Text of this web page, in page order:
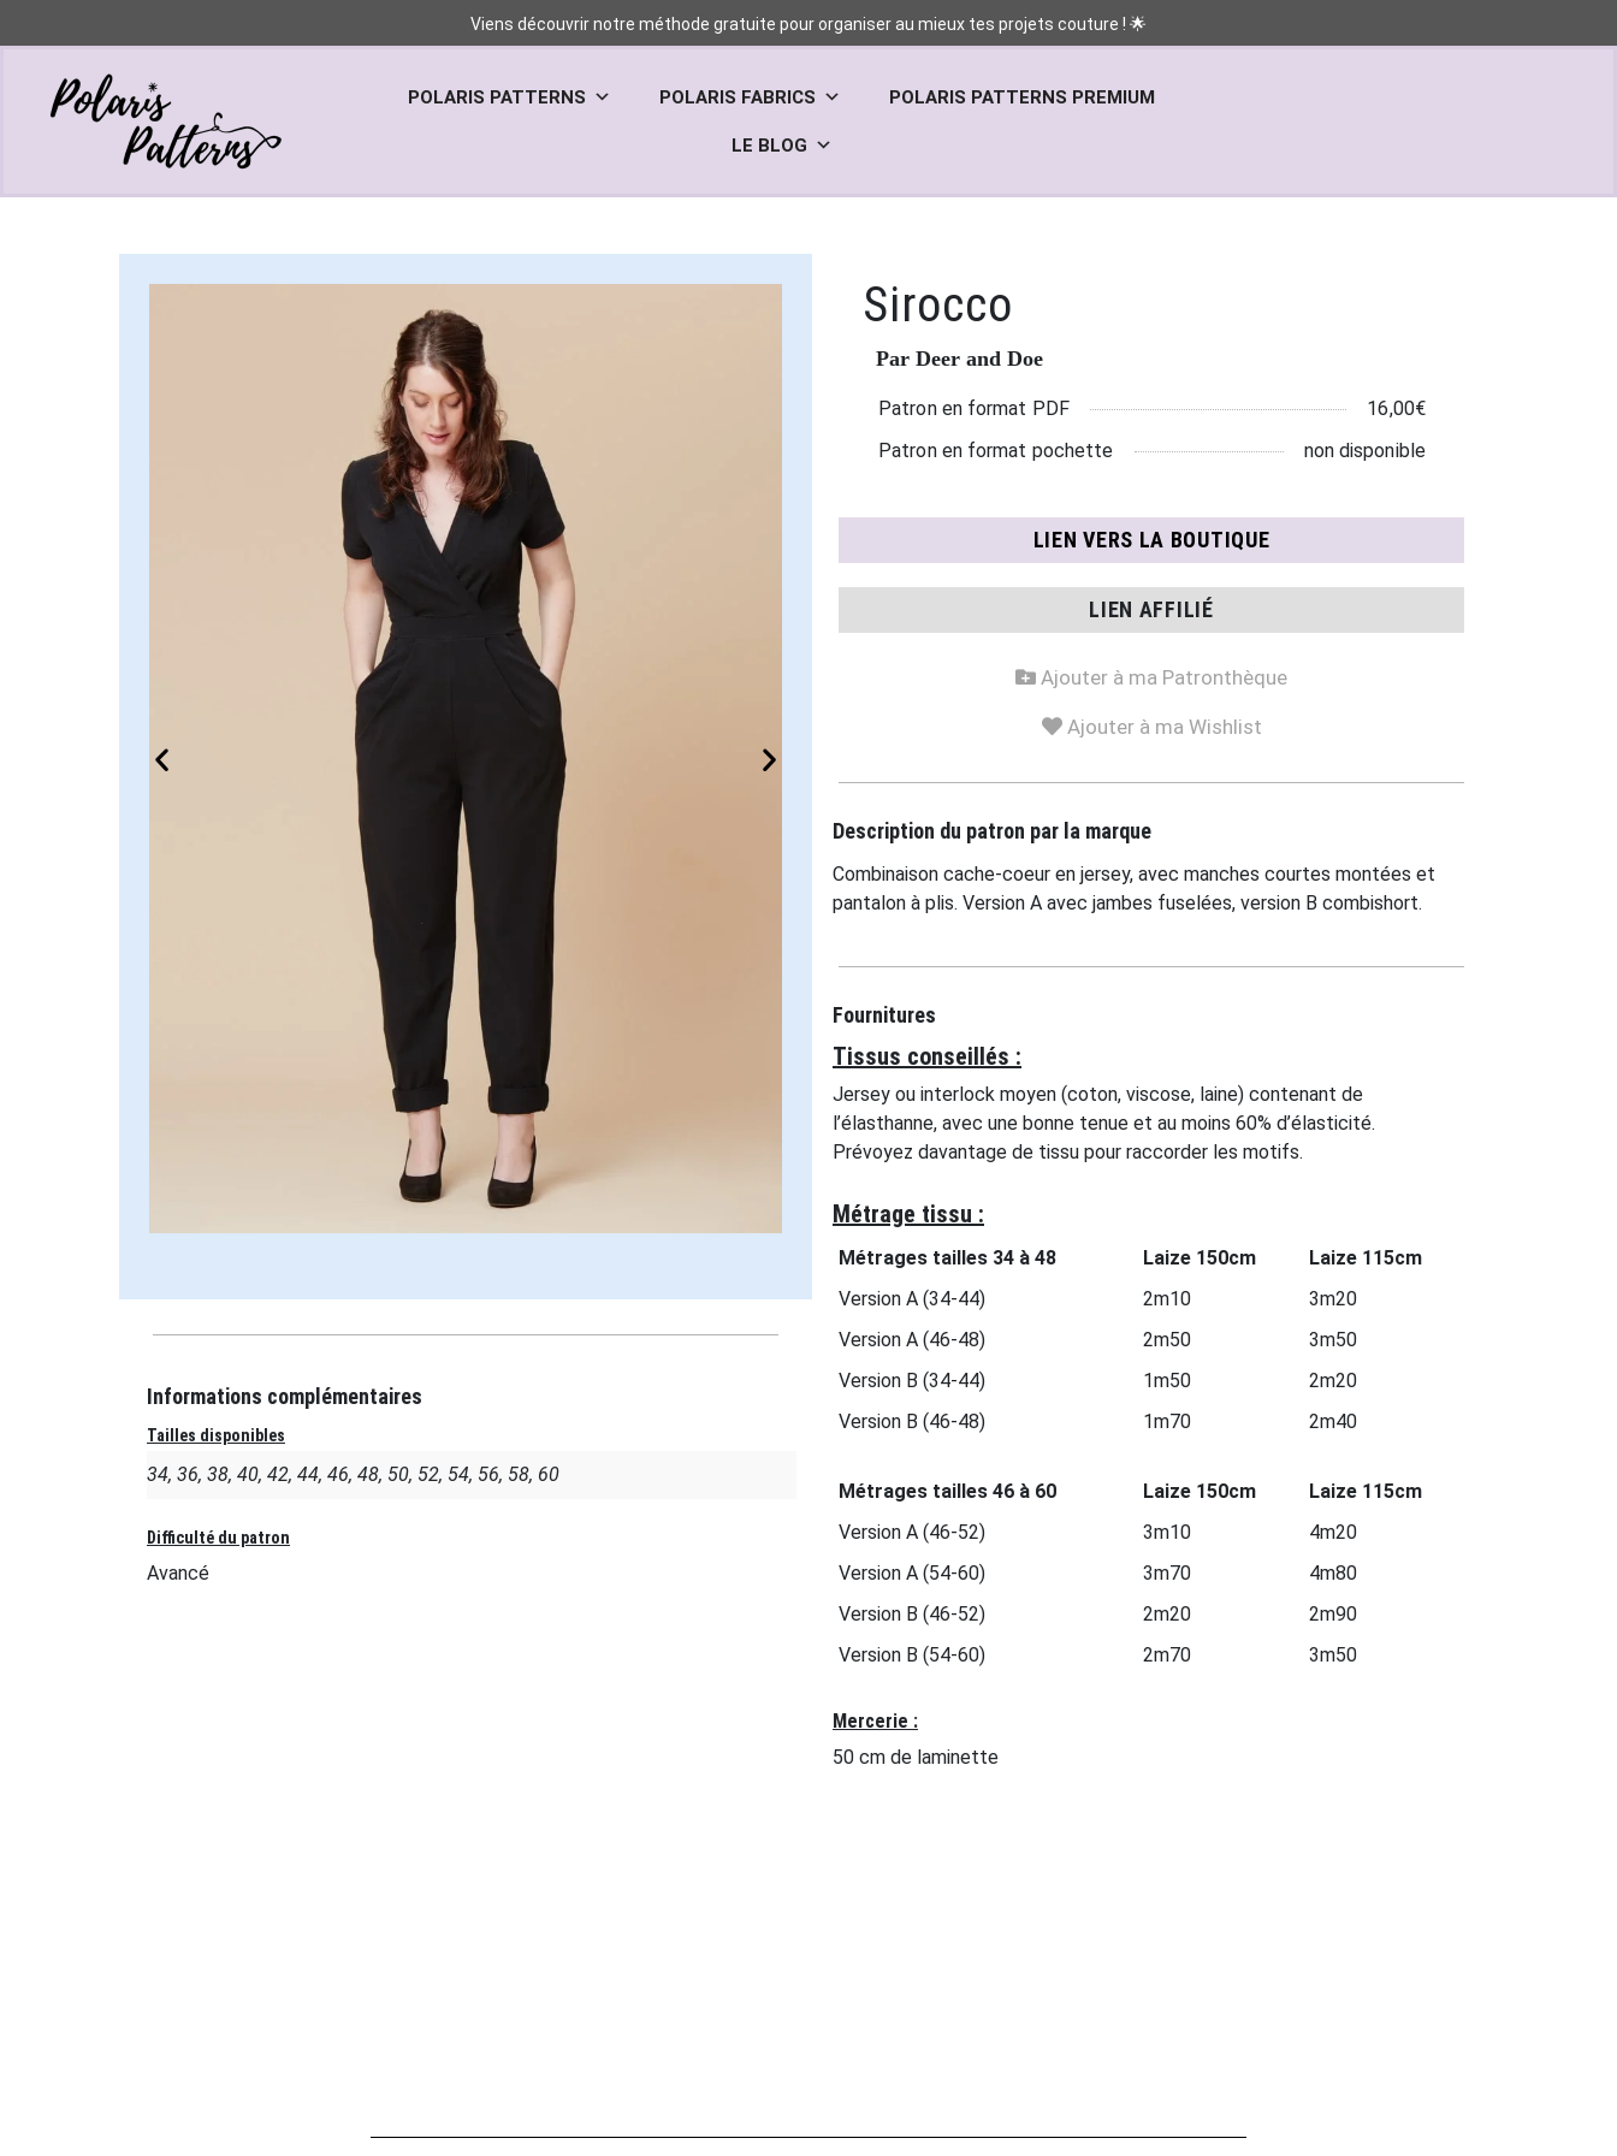
Viens découvrir notre méthode gratuite pour organiser au mieux tes projets couture ! 🌟
POLARIS PATTERNS POLARIS FABRICS POLARIS PATTERNS PREMIUM
LE BLOG
Informations complémentaires
Tailles disponibles
34, 36, 38, 40, 42, 44, 46, 48, 50, 52, 54, 56, 58, 60
Difficulté du patron
Avancé
Sirocco
Par Deer and Doe
Patron en format PDF
16,00€
Patron en format pochette
non disponible
LIEN VERS LA BOUTIQUE
LIEN AFFILIÉ
Ajouter à ma Patronthèque
Ajouter à ma Wishlist
Description du patron par la marque
Combinaison cache-coeur en jersey, avec manches courtes montées et
pantalon à plis. Version A avec jambes fuselées, version B combishort.
Fournitures
Tissus conseillés :
Jersey ou interlock moyen (coton, viscose, laine) contenant de
l’élasthanne, avec une bonne tenue et au moins 60% d’élasticité.
Prévoyez davantage de tissu pour raccorder les motifs.
Métrage tissu :
Métrages tailles 34 à 48 Laize 150cm
Laize 115cm
Version A (34-44)
2m10
3m20
Version A (46-48)
2m50
3m50
Version B (34-44)
1m50
2m20
Version B (46-48)
1m70 2m40
Métrages tailles 46 à 60 Laize 150cm
Laize 115cm
Version A (46-52)
3m10
4m20
Version A (54-60)
3m70
4m80
Version B (46-52)
2m20
2m90
Version B (54-60)
2m70 3m50
Mercerie :
50 cm de laminette